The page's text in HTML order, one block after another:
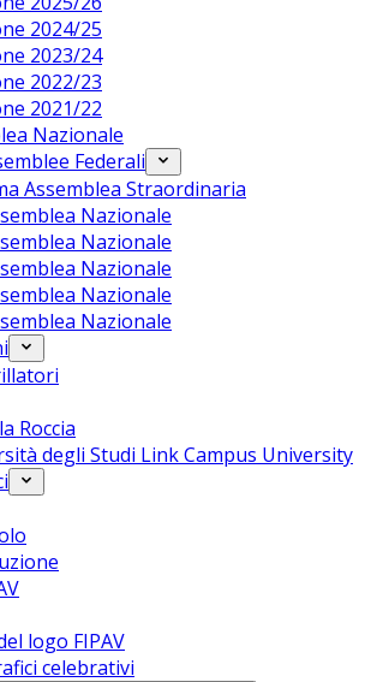
2024/25
2023/24
2022/23
2021/22
Nazionale
Federali
Assemblea Straordinaria
Nazionale
Nazionale
Nazionale
Nazionale
Nazionale
Roccia
degli Studi Link Campus University
logo FIPAV
celebrativi